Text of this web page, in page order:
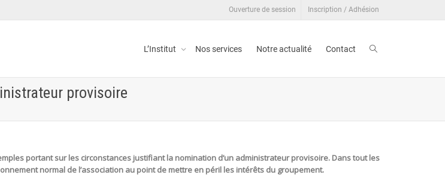
Ouverture de session Inscription / Adhésion
L’Institut Nos services Notre actualité Contact
provisoire
portant sur les circonstances justifiant la nomination d’un administrateur provisoire. Dans tout les
normal de l’association au point de mettre en péril les intérêts du groupement.